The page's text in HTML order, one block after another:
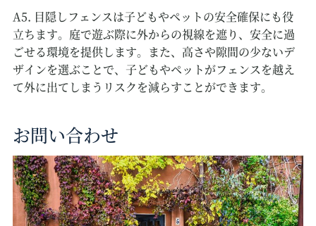
A5. 目隠しフェンスは子どもやペットの安全確保にも役
立ちます。庭で遊ぶ際に外からの視線を遮り、安全に過
ごせる環境を提供します。また、高さや隙間の少ないデ
ザインを選ぶことで、子どもやペットがフェンスを越え
て外に出てしまうリスクを減らすことができます。
お問い合わせ